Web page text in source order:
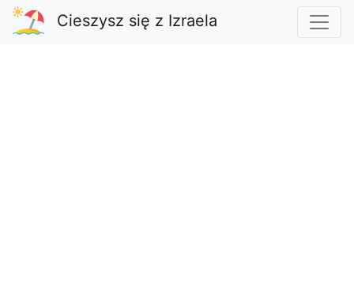
Cieszysz się z Izraela